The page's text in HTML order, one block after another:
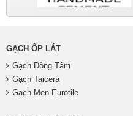
GẠCH ỐP LÁT
Gạch Đồng Tâm
Gạch Taicera
Gạch Men Eurotile